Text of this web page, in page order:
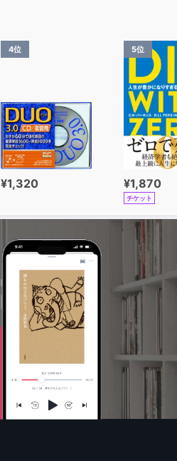
4位
¥1,320
5位
¥1,870
チケット